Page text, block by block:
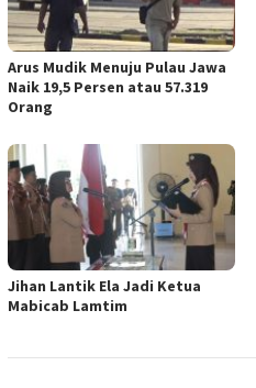
Arus Mudik Menuju Pulau Jawa
Naik 19,5 Persen atau 57.319
Orang
Jihan Lantik Ela Jadi Ketua
Mabicab Lamtim